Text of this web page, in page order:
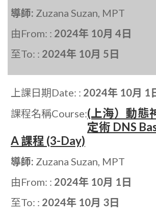
導師: Zuzana Suzan, MPT
由From: : 2024年 10月 4日
至To: : 2024年 10月 5日
上課日期Date: : 2024年 10月 1
課程名稱Course:(上海）動態
定術 DNS
A 課程 (3-Day)
導師: Zuzana Suzan, MPT
由From: : 2024年 10月 1日
至To: : 2024年 10月 3日